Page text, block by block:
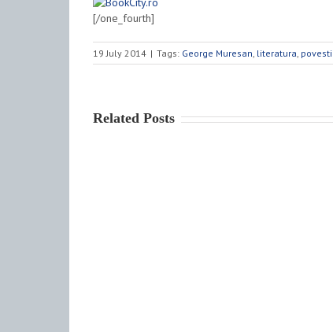
[/one_fourth]
19 July 2014 | Tags: George Muresan, literatura, povesti
Related Posts